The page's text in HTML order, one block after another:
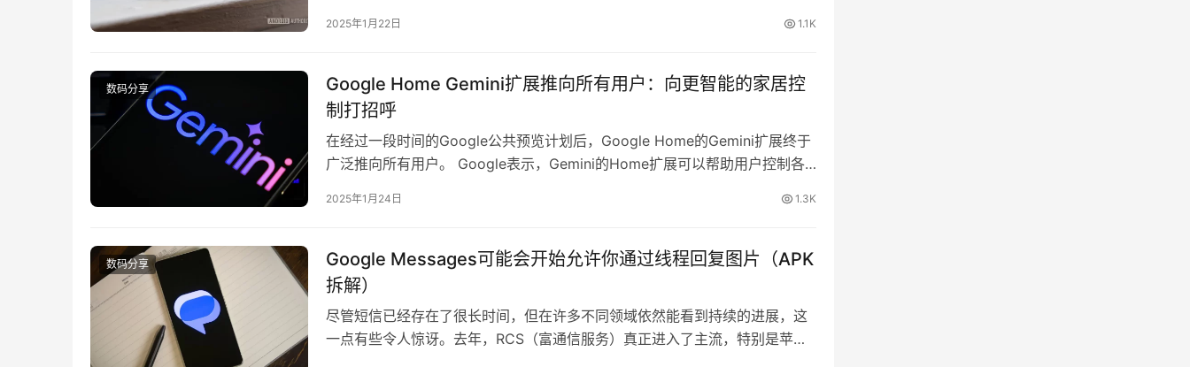
像头的无线耳塞，并引用了知情人士的消息来源。不过，关于这些未来的
2025年1月22日 1.1K
数码分享
Google Home Gemini扩展推向所有用户：向更智能的家居控
制打招呼
在经过一段时间的Google公共预览计划后，Google Home的Gemini扩展终于
广泛推向所有用户。 Google表示，Gemini的Home扩展可以帮助用户控制各
机、咖啡机等。当然，这些智能家居设备必须连接到用户的Google账户。 除
2025年1月24日 1.3K
数码分享
Google Messages可能会开始允许你通过线程回复图片（APK
拆解）
尽管短信已经存在了很长时间，但在许多不同领域依然能看到持续的进展，这
一点有些令人惊讶。去年，RCS（富通信服务）真正进入了主流，特别是苹果